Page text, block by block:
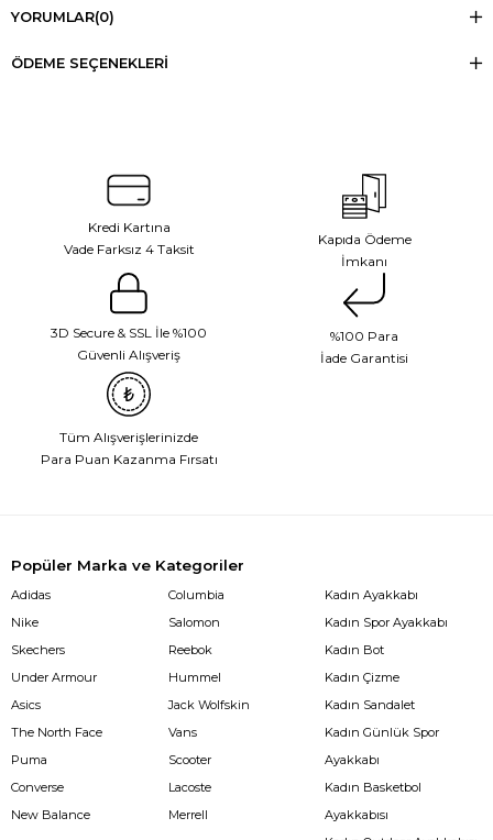
YORUMLAR(0)
ÖDEME SEÇENEKLERI
Kredi Kartına
Vade Farksız 4 Taksit
Kapıda Ödeme
İmkanı
3D Secure & SSL İle %100
Güvenli Alışveriş
%100 Para
İade Garantisi
Tüm Alışverişlerinizde
Para Puan Kazanma Fırsatı
Popüler Marka ve Kategoriler
Adidas
Nike
Skechers
Under Armour
Asics
The North Face
Puma
Converse
New Balance
Columbia
Salomon
Reebok
Hummel
Jack Wolfskin
Vans
Scooter
Lacoste
Merrell
Kadın Ayakkabı
Kadın Spor Ayakkabı
Kadın Bot
Kadın Çizme
Kadın Sandalet
Kadın Günlük Spor
Ayakkabı
Kadın Basketbol
Ayakkabısı